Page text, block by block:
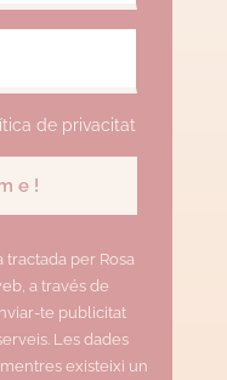
de privacitat
per Rosa
a través de
te publicitat
Les dades
existeixi un